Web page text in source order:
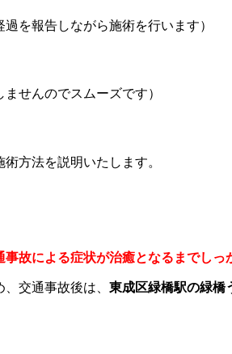
を報告しながら施術を行います）
せんのでスムーズです）
方法を説明いたします。
事故による症状が治癒となるまでしっ
交通事故後は、 東成区緑橋駅の緑橋